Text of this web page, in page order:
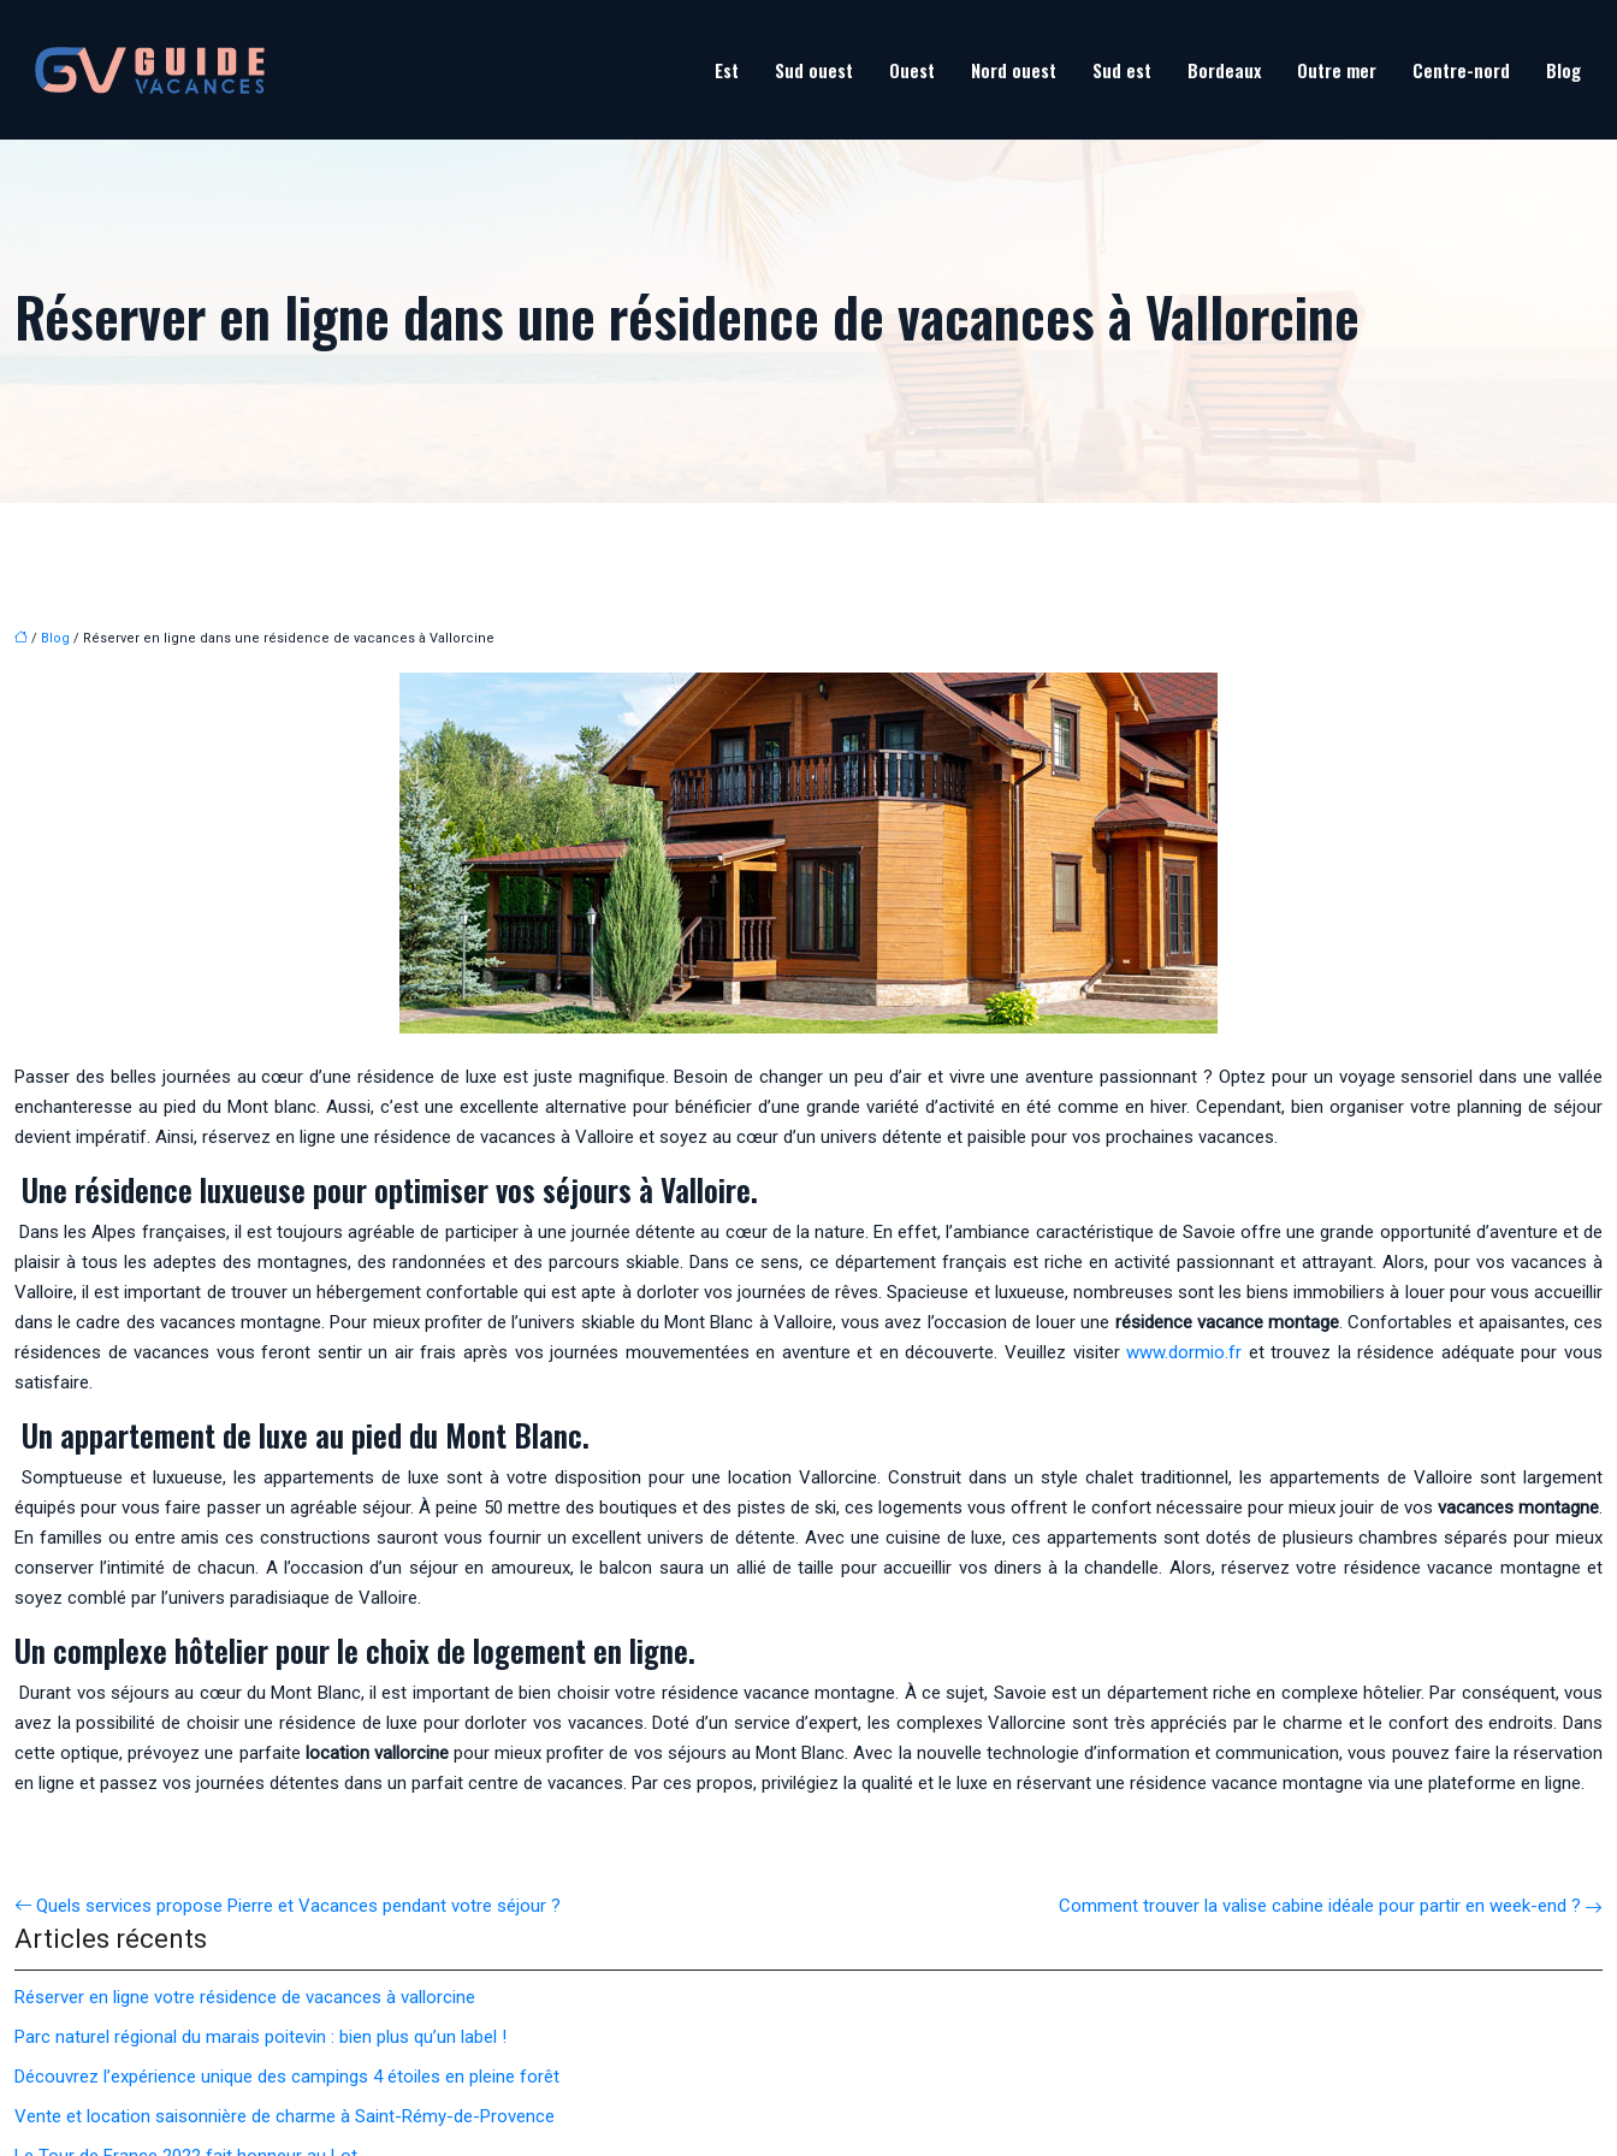
Est Sud ouest Ouest Nord ouest Sud est Bordeaux Outre mer Centre-nord Blog
Réserver en ligne dans une résidence de vacances à Vallorcine
/ Blog / Réserver en ligne dans une résidence de vacances à Vallorcine
Passer des belles journées au cœur d’une résidence de luxe est juste magnifique. Besoin de changer un peu d’air et vivre une aventure passionnant ? Optez pour un voyage sensoriel dans une vallée
enchanteresse au pied du Mont blanc. Aussi, c’est une excellente alternative pour bénéficier d’une grande variété d’activité en été comme en hiver. Cependant, bien organiser votre planning de séjour
devient impératif. Ainsi, réservez en ligne une résidence de vacances à Valloire et soyez au cœur d’un univers détente et paisible pour vos prochaines vacances.
Une résidence luxueuse pour optimiser vos séjours à Valloire.
Dans les Alpes françaises, il est toujours agréable de participer à une journée détente au cœur de la nature. En effet, l’ambiance caractéristique de Savoie offre une grande opportunité d’aventure et de
plaisir à tous les adeptes des montagnes, des randonnées et des parcours skiable. Dans ce sens, ce département français est riche en activité passionnant et attrayant. Alors, pour vos vacances à
Valloire, il est important de trouver un hébergement confortable qui est apte à dorloter vos journées de rêves. Spacieuse et luxueuse, nombreuses sont les biens immobiliers à louer pour vous accueillir
dans le cadre des vacances montagne. Pour mieux profiter de l’univers skiable du Mont Blanc à Valloire, vous avez l’occasion de louer une résidence vacance montage. Confortables et apaisantes, ces
résidences de vacances vous feront sentir un air frais après vos journées mouvementées en aventure et en découverte. Veuillez visiterwww.dormio.fr et trouvez la résidence adéquate pour vous
satisfaire.
Un appartement de luxe au pied du Mont Blanc.
Somptueuse et luxueuse, les appartements de luxe sont à votre disposition pour une location Vallorcine. Construit dans un style chalet traditionnel, les appartements de Valloire sont largement
équipés pour vous faire passer un agréable séjour. À peine 50 mettre des boutiques et des pistes de ski, ces logements vous offrent le confort nécessaire pour mieux jouir de vos vacances montagne.
En familles ou entre amis ces constructions sauront vous fournir un excellent univers de détente. Avec une cuisine de luxe, ces appartements sont dotés de plusieurs chambres séparés pour mieux
conserver l’intimité de chacun. A l’occasion d’un séjour en amoureux, le balcon saura un allié de taille pour accueillir vos diners à la chandelle. Alors, réservez votre résidence vacance montagne et
soyez comblé par l’univers paradisiaque de Valloire.
Un complexe hôtelier pour le choix de logement en ligne.
Durant vos séjours au cœur du Mont Blanc, il est important de bien choisir votre résidence vacance montagne. À ce sujet, Savoie est un département riche en complexe hôtelier. Par conséquent, vous
avez la possibilité de choisir une résidence de luxe pour dorloter vos vacances. Doté d’un service d’expert, les complexes Vallorcine sont très appréciés par le charme et le confort des endroits. Dans
cette optique, prévoyez une parfaite location vallorcinepour mieux profiter de vos séjours au Mont Blanc. Avec la nouvelle technologie d’information et communication, vous pouvez faire la réservation
en ligne et passez vos journées détentes dans un parfait centre de vacances. Par ces propos, privilégiez la qualité et le luxe en réservant une résidence vacance montagne via une plateforme en ligne.
Quels services propose Pierre et Vacances pendant votre séjour ? Comment trouver la valise cabine idéale pour partir en week-end ?
Articles récents
Réserver en ligne votre résidence de vacances à vallorcine
Parc naturel régional du marais poitevin : bien plus qu’un label !
Découvrez l’expérience unique des campings 4 étoiles en pleine forêt
Vente et location saisonnière de charme à Saint-Rémy-de-Provence